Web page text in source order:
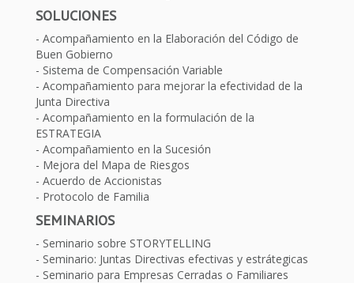
SOLUCIONES
Acompañamiento en la Elaboración del Código de
Buen Gobierno
Sistema de Compensación Variable
Acompañamiento para mejorar la efectividad de la
Junta Directiva
Acompañamiento en la formulación de la
ESTRATEGIA
Acompañamiento en la Sucesión
Mejora del Mapa de Riesgos
Acuerdo de Accionistas
Protocolo de Familia
SEMINARIOS
Seminario sobre STORYTELLING
Seminario: Juntas Directivas efectivas y estrátegicas
Seminario para Empresas Cerradas o Familiares